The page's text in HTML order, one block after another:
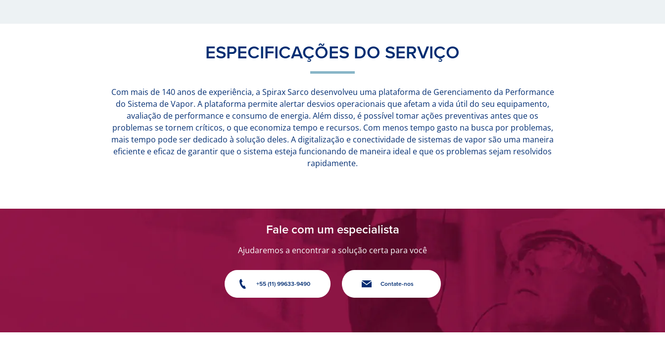
ESPECIFICAÇÕES DO SERVIÇO
Com mais de 140 anos de experiência, a Spirax Sarco desenvolveu uma plataforma de Gerenciamento da Performance
do Sistema de Vapor. A plataforma permite alertar desvios operacionais que afetam a vida útil do seu equipamento,
avaliação de performance e consumo de energia. Além disso, é possível tomar ações preventivas antes que os
problemas se tornem críticos, o que economiza tempo e recursos. Com menos tempo gasto na busca por problemas,
mais tempo pode ser dedicado à solução deles. A digitalização e conectividade de sistemas de vapor são uma maneira
eficiente e eficaz de garantir que o sistema esteja funcionando de maneira ideal e que os problemas sejam resolvidos
rapidamente.
Fale com um especialista
Ajudaremos a encontrar a solução certa para você
+55 (11) 99633-9490 Contate-nos